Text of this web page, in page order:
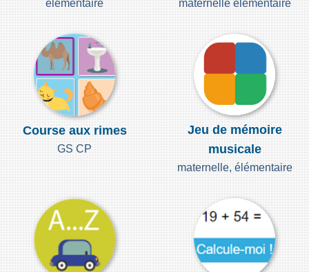
élémentaire maternelle élémentaire
Course aux rimes
GS CP
Jeu de mémoire
musicale
maternelle, élémentaire